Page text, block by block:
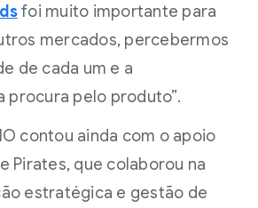
foi muito importante para
mercados, percebermos
de cada um e a
procura pelo produto”.
contou ainda com o apoio
Pirates, que colaborou na
estratégica e gestão de